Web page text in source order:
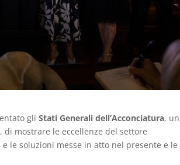
gliStati Generali dell’Acconciatura, un
di mostrare le eccellenze del settore
le soluzioni messe in atto nel presente e le